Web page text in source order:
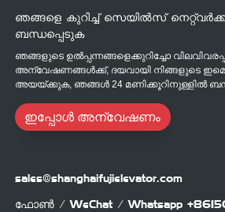
ഞങ്ങളെ കുറിച്ച് സെയിൽസ്
ബന്ധപ്പെടുക
ഞങ്ങളുടെ ഉൽപ്പന്നങ്ങളെക്കുറിച്ചോ
അന്വേഷണങ്ങൾക്ക്, ദയവായി നിങ്ങളുടെ
അയയ്ക്കുക, ഞങ്ങൾ 24 മണിക്കൂറിനുള്ളിൽ
ഇപ്പോൾ അന്വേഷണം
sales@shanghaifujielevator.com
ഫോൺ / WeChat / Whatsapp